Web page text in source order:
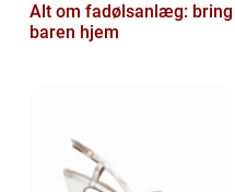
Alt om fadølsanlæg: bring
baren hjem